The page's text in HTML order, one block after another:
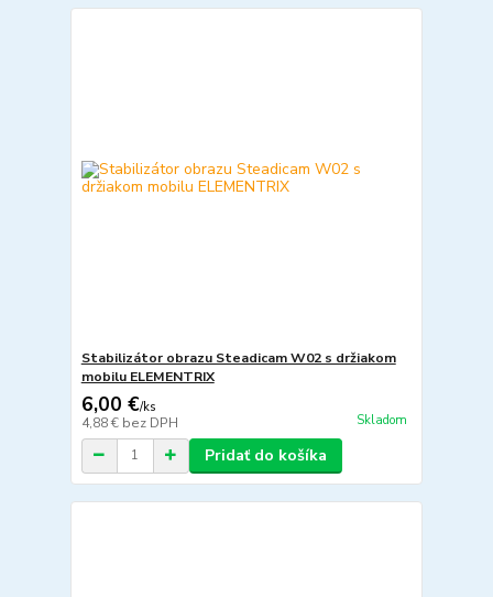
Stabilizátor obrazu Steadicam W02 s držiakom
mobilu ELEMENTRIX
6,00 €/ks
4,88 € bez DPH Skladom
Pridať do košíka